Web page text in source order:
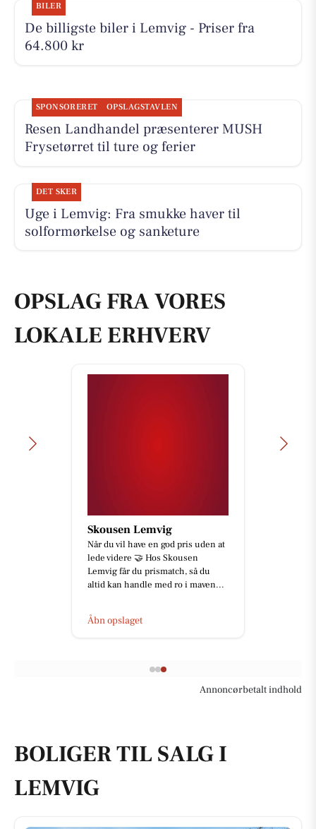
BILER
De billigste biler i Lemvig - Priser fra
64.800 kr
SPONSORERET OPSLAGSTAVLEN
Resen Landhandel præsenterer MUSH
Frysetørret til ture og ferier
DET SKER
Uge i Lemvig: Fra smukke haver til
solformørkelse og sanketure
OPSLAG FRA VORES
LOKALE ERHVERV
Skousen Lemvig
Når du vil have en god pris uden at
lede videre 🤝 Hos Skousen
Lemvig får du prismatch, så du
altid kan handle med ro i maven...
Åbn opslaget
Annoncørbetalt indhold
BOLIGER TIL SALG I
LEMVIG